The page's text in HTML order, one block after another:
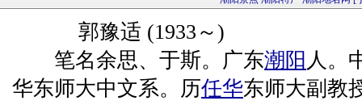
郭豫适 (1933～)
笔名余思、于斯。广东潮阳 人。
华东师大中文系。历任华东师大副教